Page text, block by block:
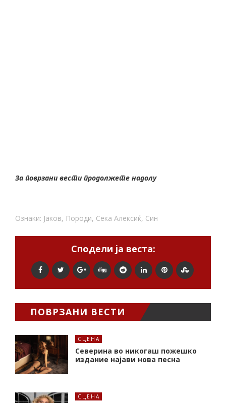
За поврзани вести продолжете надолу
Ознаки: Јаков, Породи, Сека Алексиќ, Син
Сподели ја веста:
ПОВРЗАНИ ВЕСТИ
СЦЕНА
Северина во никогаш пожешко
издание најави нова песна
СЦЕНА